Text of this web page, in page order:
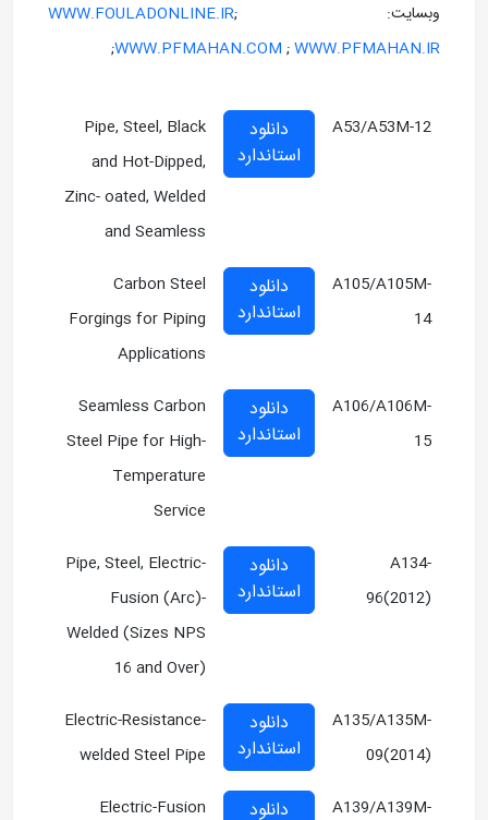
وبسايت: ;WWW.FOULADONLINE.IR
;WWW.PFMAHAN.COM ;WWW.PFMAHAN.IR
A53/A53M-12
دانلود
استاندارد
Pipe, Steel, Black
and Hot-Dipped,
Zinc- oated, Welded
and Seamless
A105/A105M-
14
دانلود
استاندارد
Carbon Steel
Forgings for Piping
Applications
A106/A106M-
15
دانلود
استاندارد
Seamless Carbon
Steel Pipe for High-
Temperature
Service
A134-
96(2012)
دانلود
استاندارد
Pipe, Steel, Electric-
Fusion (Arc)-
Welded (Sizes NPS
16 and Over)
A135/A135M-
09(2014)
دانلود
استاندارد
Electric-Resistance-
welded Steel Pipe
A139/A139M-
دانلود Electric-Fusion